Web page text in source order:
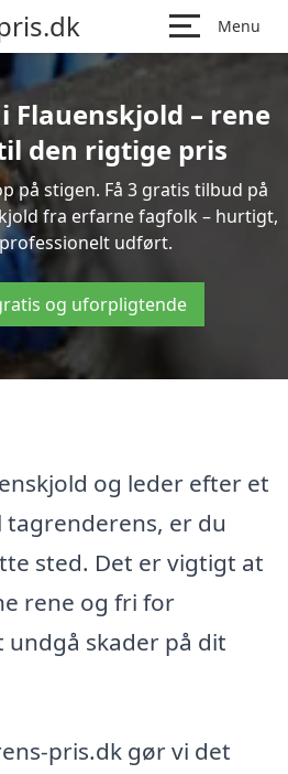
Menu
Flauenskjold – rene
den rigtige pris
på stigen. Få 3 gratis tilbud på
fra erfarne fagfolk – hurtigt,
udført.
og uforpligtende
og leder efter et
er du
sted. Det er vigtigt at
rene og fri for
skader på dit
pris.dk gør vi det